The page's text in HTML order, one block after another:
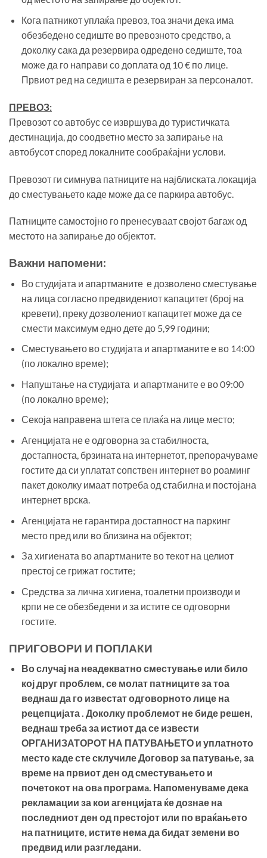
Кога патникот уплаќа превоз, тоа значи дека има
обезбедено седиште во превозното средство, а
доколку сака да резервира одредено седиште, тоа
може да го направи со доплата од 10 € по лице.
Првиот ред на седишта е резервиран за персоналот.
ПРЕВОЗ:
Превозот со автобус се извршува до туристичката
дестинација, до соодветно место за запирање на
автобусот според локалните сообраќајни услови.
Превозот ги симнува патниците на најблиската локација
до сместувањето каде може да се паркира автобус.
Патниците самостојно го пренесуваат својот багаж од
местото на запирање до објектот.
Важни напомени:
Во студијата и апартманите е дозволено сместување
на лица согласно предвидениот капацитет (број на
кревети), преку дозволениот капацитет може да се
смести максимум едно дете до 5,99 години;
Сместувањето во студијата и апартманите е во 14:00
(по локално време);
Напуштање на студијата и апартманите е во 09:00
(по локално време);
Секоја направена штета се плаќа на лице место;
Агенцијата не е одговорна за стабилноста,
достапноста, брзината на интернетот, препорачуваме
гостите да си уплатат сопствен интернет во роаминг
пакет доколку имаат потреба од стабилна и постојана
интернет врска.
Агенцијата не гарантира достапност на паркинг
место пред или во близина на објектот;
За хигиената во апартманите во текот на целиот
престој се грижат гостите;
Средства за лична хигиена, тоалетни производи и
крпи не се обезбедени и за истите се одговорни
гостите.
ПРИГОВОРИ И ПОПЛАКИ
Во случај на неадекватно сместување или било
кој друг проблем, се молат патниците за тоа
веднаш да го известат одговорното лице на
рецепцијата . Доколку проблемот не биде решен,
веднаш треба за истиот да се извести
ОРГАНИЗАТОРОТ НА ПАТУВАЊЕТО и уплатното
место каде сте склучиле Договор за патување, за
време на првиот ден од сместувањето и
почетокот на овa програмa. Напоменуваме дека
рекламации за кои агенцијата ќе дознае на
последниот ден од престојот или по враќањето
на патниците, истите нема да бидат земени во
предвид или разгледани.